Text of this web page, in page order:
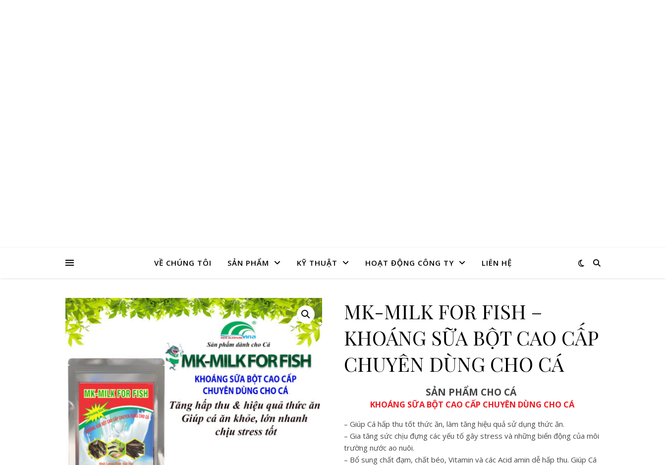
VỀ CHÚNG TÔI SẢN PHẨM KỸ THUẬT HOẠT ĐỘNG CÔNG TY LIÊN HỆ
MK-MILK FOR FISH –
KHOÁNG SỮA BỘT CAO CẤP
CHUYÊN DÙNG CHO CÁ
SẢN PHẨM CHO CÁ
KHOÁNG SỮA BỘT CAO CẤP CHUYÊN DÙNG CHO CÁ
– Giúp Cá hấp thu tốt thức ăn, làm tăng hiệu quả sử dụng thức ăn.
– Gia tăng sức chịu đựng các yếu tố gây stress và những biến động của môi
trường nước ao nuôi.
– Bổ sung chất đạm, chất béo, Vitamin và các Acid amin dễ hấp thu. Giúp Cá